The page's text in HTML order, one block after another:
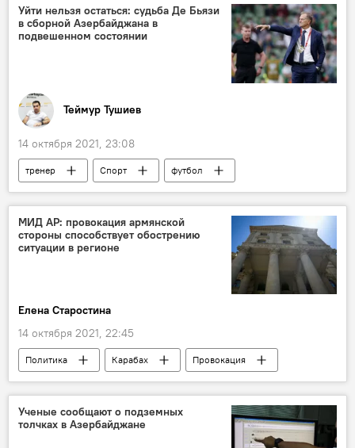
Уйти нельзя остаться: судьба Де Бьязи
в сборной Азербайджана в
подвешенном состоянии
Теймур Тушиев
14 октября 2021, 23:08
тренер Спорт
футбол
Сборная
контракт Азербайджан
МИД АР: провокация армянской
стороны способствует обострению
ситуации в регионе
Елена Старостина
14 октября 2021, 22:45
Политика Карабах
Провокация
Министерство иностранных дел АР
шехид
Азербайджан
Возрождение и реинтеграция Карабаха
Ученые сообщают о подземных
толчках в Азербайджане